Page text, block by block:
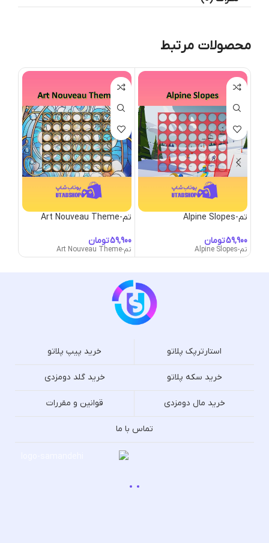
محصولات مرتبط
تم-Alpine Slopes
تومان
تم-Alpine Slopes
تم-Art Nouveau Theme
تومان
تم-Art Nouveau Theme
استارترپک پلاتو خرید پیپ پلاتو
خرید سکه پلاتو خرید گلد دومزدی
خرید مال دومزدی قوانین و مقررات
تماس با ما